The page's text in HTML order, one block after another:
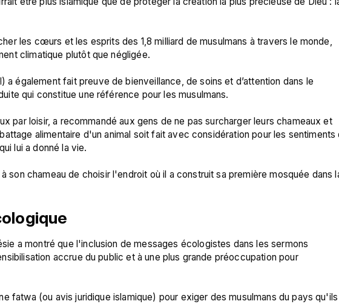
les cœurs et les esprits des 1,8 milliard de musulmans à travers le monde,
climatique plutôt que négligée.
a également fait preuve de bienveillance, de soins et d’attention dans le
qui constitue une référence pour les musulmans.
par loisir, a recommandé aux gens de ne pas surcharger leurs chameaux et
alimentaire d'un animal soit fait avec considération pour les sentiments
lui a donné la vie.
son chameau de choisir l'endroit où il a construit sa première mosquée dans
a montré que l'inclusion de messages écologistes dans les sermons
accrue du public et à une plus grande préoccupation pour
fatwa (ou avis juridique islamique) pour exiger des musulmans du pays qu'ils